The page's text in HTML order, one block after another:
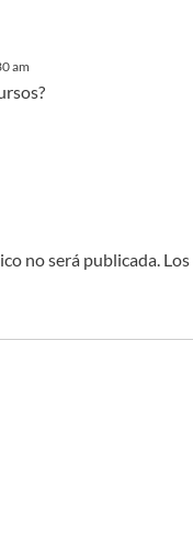
am
no será publicada.